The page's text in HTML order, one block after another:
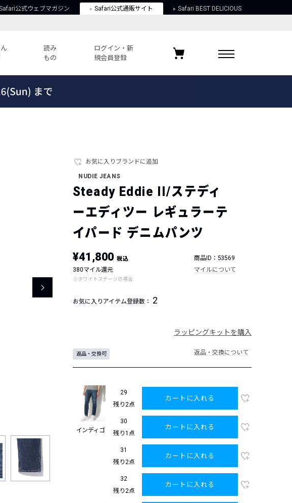
公式ウェブマガジン Safari公式通販サイト Safari BEST DELICIOUS
読み
もの
ログイン・新
規会員登録
プライバシーポリシー
お気に入りブランド
お気に入りブランドに追加
NUDIE JEANS
Steady Eddie II/ステディ
ーエディツー レギュラーテ
イパード デニムパンツ
¥41,800税込
商品ID：53569
380マイル還元
※ホワイトステージの場合
マイルについて
お気に入りアイテム登録数： 2
ラッピングキットを購入
返品・交換可 返品・交換について
インディゴ
29
残り2点
カートに入れる
30
残り1点
カートに入れる
31
残り2点
カートに入れる
32
残り2点
カートに入れる